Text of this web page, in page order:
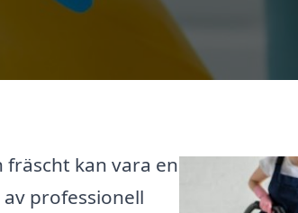
kan vara en
professionell